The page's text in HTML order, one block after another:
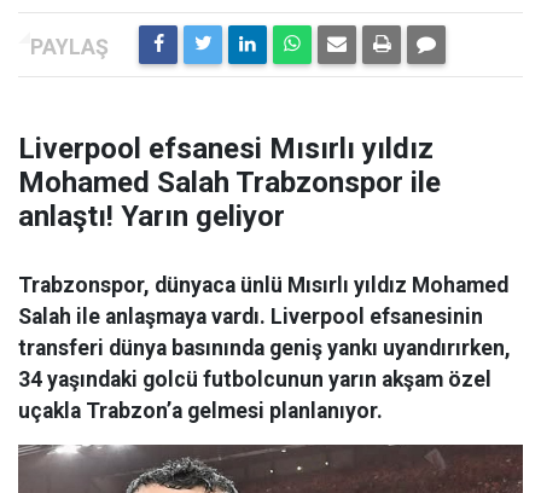
Liverpool efsanesi Mısırlı yıldız
Mohamed Salah Trabzonspor ile
anlaştı! Yarın geliyor
Trabzonspor, dünyaca ünlü Mısırlı yıldız Mohamed
Salah ile anlaşmaya vardı. Liverpool efsanesinin
transferi dünya basınında geniş yankı uyandırırken,
34 yaşındaki golcü futbolcunun yarın akşam özel
uçakla Trabzon’a gelmesi planlanıyor.